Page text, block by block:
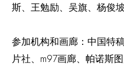
斯、王勉励、吴旗、杨俊
参加机构和画廊：中国特
片社、 m97画廊、帕诺斯